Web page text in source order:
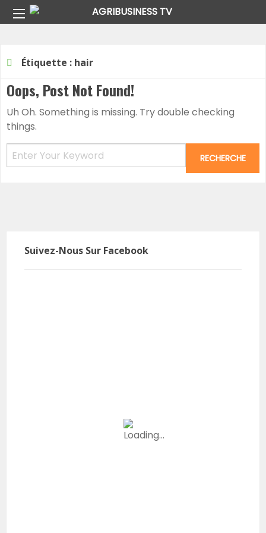
Étiquette : hair
Oops, Post Not Found!
Uh Oh. Something is missing. Try double checking
things.
Suivez-Nous Sur Facebook